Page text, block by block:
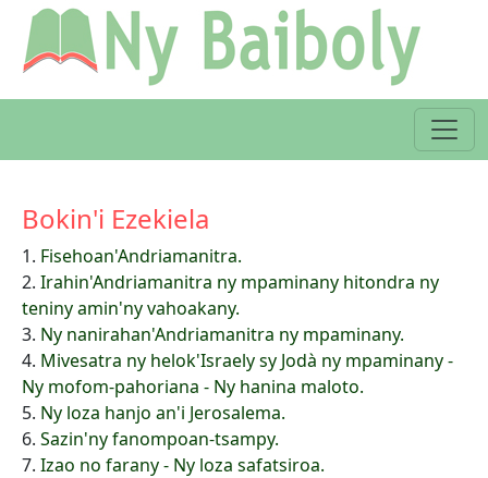
Bokin'i Ezekiela
1. Fisehoan'Andriamanitra.
2. Irahin'Andriamanitra ny mpaminany hitondra ny
teniny amin'ny vahoakany.
3. Ny nanirahan'Andriamanitra ny mpaminany.
4. Mivesatra ny helok'Israely sy Jodà ny mpaminany -
Ny mofom-pahoriana - Ny hanina maloto.
5. Ny loza hanjo an'i Jerosalema.
6. Sazin'ny fanompoan-tsampy.
7. Izao no farany - Ny loza safatsiroa.